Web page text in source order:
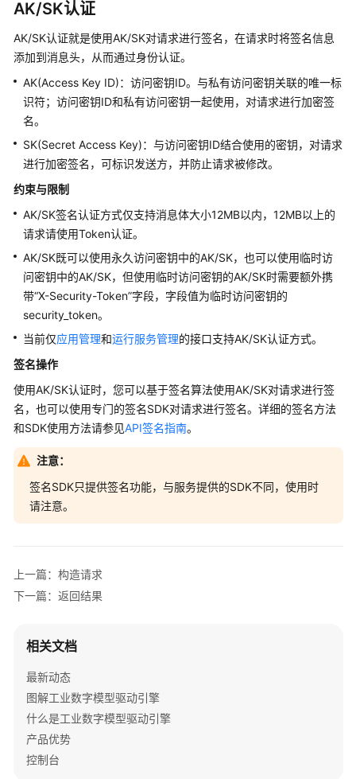
概
览
如
用
API
造
请
求
认
证
权
返
结
果
应
用
权
授
项
附
录
AK/SK认证
AK/SK认证就是使用AK/SK对请求进行签名，在请求时将签名信息
添加到消息头，从而通过身份认证。
AK(Access Key ID)：访问密钥ID。与私有访问密钥关联的唯一标
识符；访问密钥ID和私有访问密钥一起使用，对请求进行加密签
名。
SK(Secret Access Key)：与访问密钥ID结合使用的密钥，对请求
进行加密签名，可标识发送方，并防止请求被修改。
约束与限制
AK/SK签名认证方式仅支持消息体大小12MB以内，12MB以上的
请求请使用Token认证。
AK/SK既可以使用永久访问密钥中的AK/SK，也可以使用临时访
问密钥中的AK/SK，但使用临时访问密钥的AK/SK时需要额外携
带“X-Security-Token”字段，字段值为临时访问密钥的
security_token。
当前仅应用管理和运行服务管理的接口支持AK/SK认证方式。
签名操作
使用AK/SK认证时，您可以基于签名算法使用AK/SK对请求进行签
名，也可以使用专门的签名SDK对请求进行签名。详细的签名方法
和SDK使用方法请参见API签名指南。
注意：
签名SDK只提供签名功能，与服务提供的SDK不同，使用时
请注意。
上一篇：构造请求
下一篇：返回结果
相关文档
最新动态
图解工业数字模型驱动引擎
什么是工业数字模型驱动引擎
产品优势
控制台